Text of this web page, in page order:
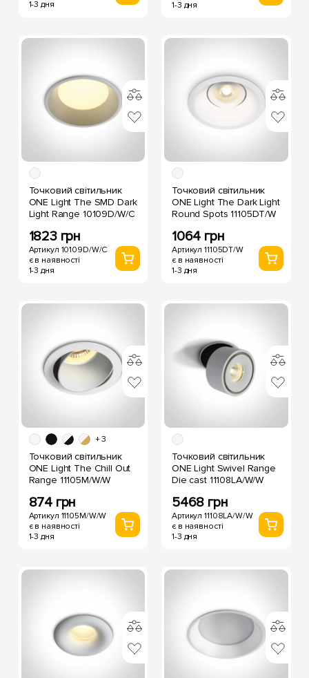
1-3 дня 1-3 дня
Точковий світильник
ONE Light The SMD Dark
Light Range 10109D/W/C
1823 грн
Артикул 10109D/W/C
є в наявності
1-3 дня
Точковий світильник
ONE Light The Dark Light
Round Spots 11105DT/W
1064 грн
Артикул 11105DT/W
є в наявності
1-3 дня
+ 3
Точковий світильник
ONE Light The Chill Out
Range 11105M/W/W
874 грн
Артикул 11105M/W/W
є в наявності
1-3 дня
Точковий світильник
ONE Light Swivel Range
Die cast 11108LA/W/W
5468 грн
Артикул 11108LA/W/W
є в наявності
1-3 дня